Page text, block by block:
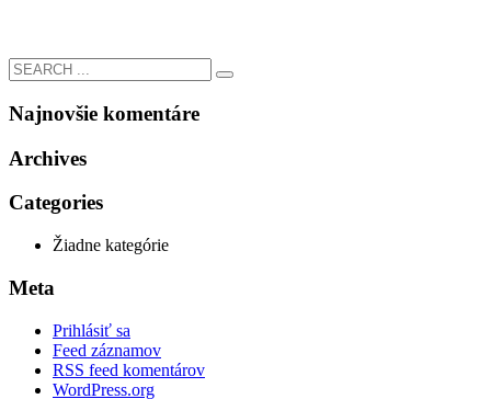
Najnovšie komentáre
Archives
Categories
Žiadne kategórie
Meta
Prihlásiť sa
Feed záznamov
RSS feed komentárov
WordPress.org